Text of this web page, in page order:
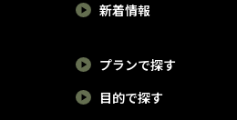
新着情報
プランで探す
目的で探す